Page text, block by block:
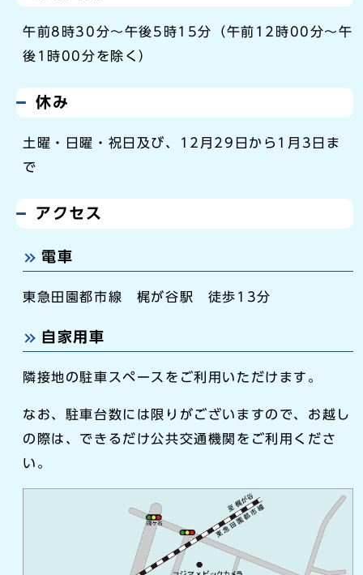
午前8時30分～午後5時15分（午前12時00分～午
後1時00分を除く）
休み
土曜・日曜・祝日及び、12月29日から1月3日ま
で
アクセス
電車
東急田園都市線 梶が谷駅 徒歩13分
自家用車
隣接地の駐車スペースをご利用いただけます。
なお、駐車台数には限りがございますので、お越し
の際は、できるだけ公共交通機関をご利用くださ
い。